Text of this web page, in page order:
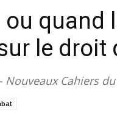
ou quand
le droit
- Nouveaux Cahiers